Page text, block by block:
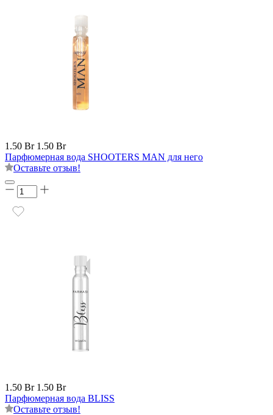
1.50 Br 1.50 Br
Парфюмерная вода SHOOTERS MAN для него
Оставьте отзыв!
1.50 Br 1.50 Br
Парфюмерная вода BLISS
Оставьте отзыв!